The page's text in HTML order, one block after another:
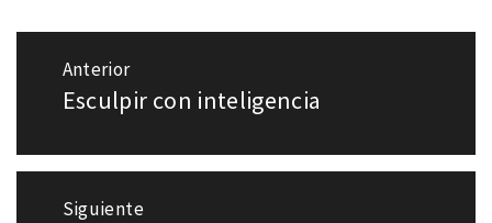
Navegación
entradas
Anterior
Entrada
Esculpir con inteligencia
Siguiente